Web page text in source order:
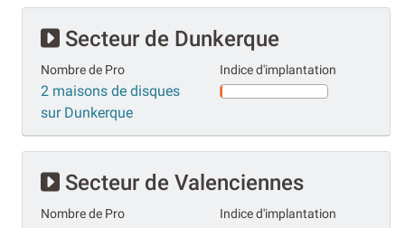
Secteur de Dunkerque
Nombre de Pro
2 maisons de disques
sur Dunkerque
Indice d'implantation
Secteur de Valenciennes
Nombre de Pro Indice d'implantation